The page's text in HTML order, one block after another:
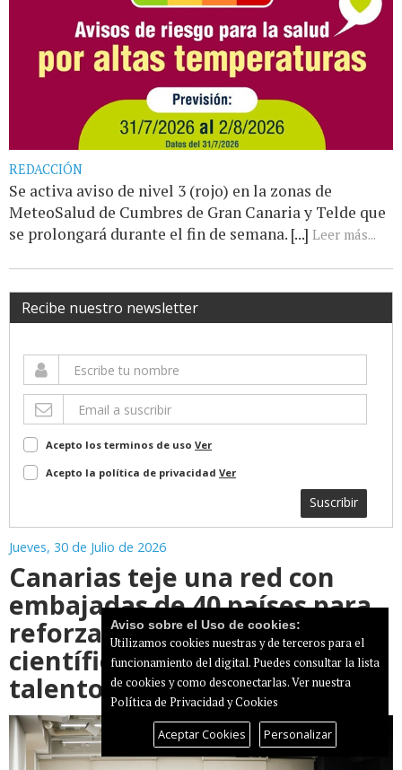
REDACCIÓN
Se activa aviso de nivel 3 (rojo) en la zonas de
MeteoSalud de Cumbres de Gran Canaria y Telde que
se prolongará durante el fin de semana. [...] Leer más...
Recibe nuestro newsletter
Acepto los terminos de uso Ver
Acepto la política de privacidad Ver
Suscribir
Jueves, 30 de Julio de 2026
Canarias teje una red con
embajadas de 40 países para
reforzar su proyección
científica y la atracción de
talento
Aviso sobre el Uso de cookies:
Utilizamos cookies nuestras y de terceros para el
funcionamiento del digital. Puedes consultar la lista
de cookies y como desconectarlas.Ver nuestra
Política de Privacidad y Cookies
Aceptar Cookies Personalizar